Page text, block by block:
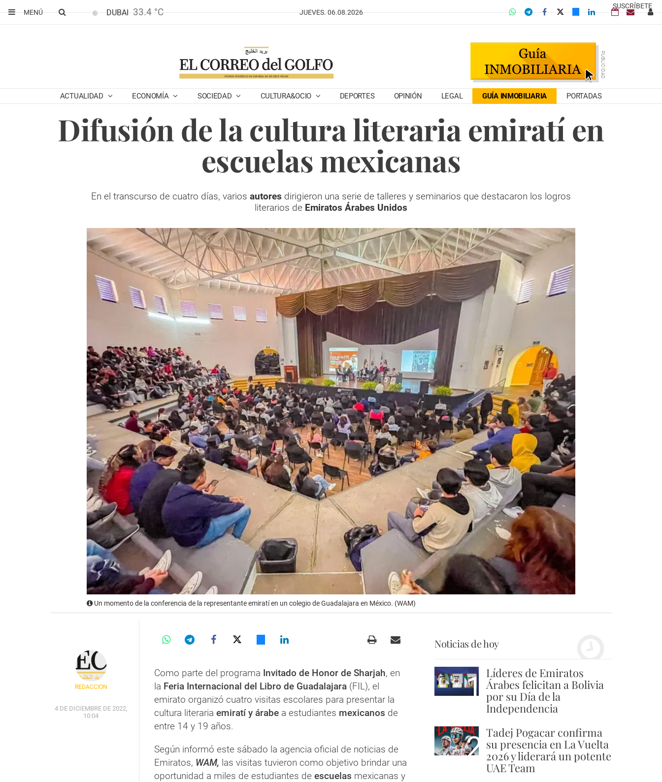
SUSCRÍBETE
MENÚ
DUBAI 33.4 °C JUEVES. 06.08.2026
ACTUALIDAD ECONOMÍA SOCIEDAD CULTURA&OCIO DEPORTES OPINIÓN LEGAL GUÍA INMOBILIARIA PORTADAS
Difusión de la cultura literaria emiratí en
escuelas mexicanas
En el transcurso de cuatro días, varios autores dirigieron una serie de talleres y seminarios que destacaron los logros
literarios de Emiratos Árabes Unidos
Un momento de la conferencia de la representante emiratí en un colegio de Guadalajara en México. (WAM)
REDACCIÓN
4 DE DICIEMBRE DE 2022,
10:04
Como parte del programa Invitado de Honor de Sharjah, en
la Feria Internacional del Libro de Guadalajara (FIL), el
emirato organizó cuatro visitas escolares para presentar la
cultura literaria emiratí y árabe a estudiantes mexicanos de
entre 14 y 19 años.
Según informó este sábado la agencia oficial de noticias de
Emiratos, WAM, las visitas tuvieron como objetivo brindar una
oportunidad a miles de estudiantes de escuelas mexicanas y
Noticias de hoy
1 Líderes de Emiratos
Árabes felicitan a Bolivia
por su Día de la
Independencia
2 Tadej Pogacar confirma
su presencia en La Vuelta
2026 y liderará un potente
UAE Team